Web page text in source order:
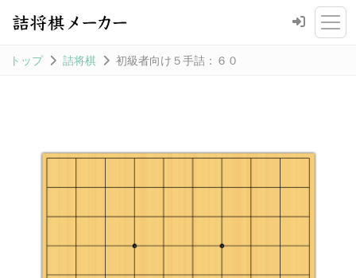
トップ 詰将棋 初級者向け５手詰：６０